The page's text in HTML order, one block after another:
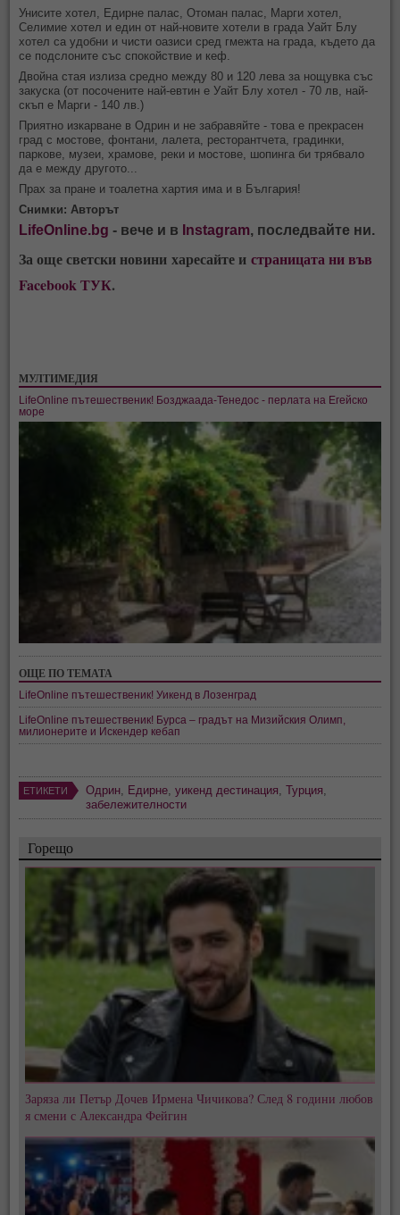
Унисите хотел, Едирне палас, Отоман палас, Марги хотел,
Селимие хотел и един от най-новите хотели в града Уайт Блу
хотел са удобни и чисти оазиси сред гмежта на града, където да
се подслоните със спокойствие и кеф.
Двойна стая излиза средно между 80 и 120 лева за нощувка със
закуска (от посочените най-евтин е Уайт Блу хотел - 70 лв, най-
скъп е Марги - 140 лв.)
Приятно изкарване в Одрин и не забравяйте - това е прекрасен
град с мостове, фонтани, лалета, ресторантчета, градинки,
паркове, музеи, храмове, реки и мостове, шопинга би трябвало
да е между другото...
Прах за пране и тоалетна хартия има и в България!
Снимки: Авторът
LifeOnline.bg - вече и в Instagram, последвайте ни.
За още светски новини харесайте истраницата ни във
Facebook ТУК.
МУЛТИМЕДИЯ
LifeOnline пътешественик! Бозджаада-Тенедос - перлата на Егейско
море
ОЩЕ ПО ТЕМАТА
LifeOnline пътешественик! Уикенд в Лозенград
LifeOnline пътешественик! Бурса – градът на Мизийския Олимп,
милионерите и Искендер кебап
ЕТИКЕТИ Одрин Едирне ,уикенд дестинация ,Турция
забележителности
Горещо
Заряза ли Петър Дочев Ирмена Чичикова? След 8 години любов
я смени с Александра Фейгин